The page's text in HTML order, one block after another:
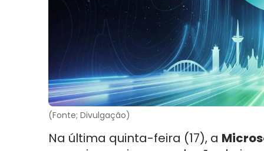
(Fonte; Divulgação)
Na última quinta-feira (17), a